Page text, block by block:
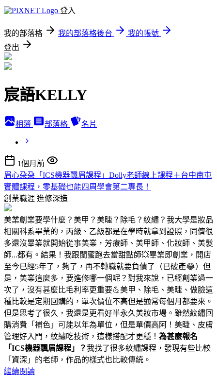
登入
我的部落格 我的部落格後台
我的帳號
登出
宸語KELLY
相簿 部落格 名片
1個月前
眉心朶朶「ICS機器飄眉課程」Dolly老師線上課程＋台中南屯
實體課程，零基礎也能四周學會第二專長！
創業職涯 進修深造
美業創業要學什麼？美甲？美睫？除毛？紋繡？我大學是妝品
相關科系畢業的，丙級、乙級都是在學時就拿到證照，同儕很
多還沒畢業就開始從事美業，芳療師、美甲師、化妝師、美髮
師...都有。結果！我跟閨蜜跑去當甜點師💥畢業即創業，開店
至今已經5年了，夠了，再不轉職就要負債了（已破產😂）但
是，美業這麼多，要進修哪一個呢？對我來說，已經創業過一
次了，沒有甚麼比毛利率更重要💪美甲、除毛、美睫、做臉這
種比較是定期回購的，單次價位不高但是通常每個月都要來。
但是思考了很久，我還是更看好半永久美妝市場。雖然紋繡回
購消費「補色」可能以年為單位，但是單價高阿！美睫、皮膚
管理好入門，紋繡吃技術，這樣搭配才更穩！ 為甚麼報名
「ICS機器飄眉課程」？我找了很多紋繡課程，發現有些比較
「資深」的老師，作品的樣式也比較傳統。
繼續閱讀